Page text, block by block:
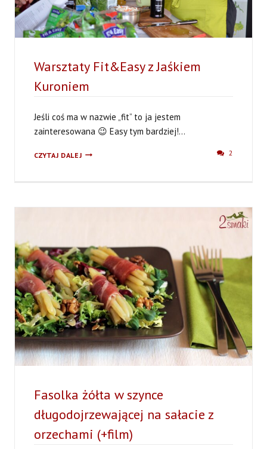
2
Warsztaty Fit&Easy z Jaśkiem
Kuroniem
Jeśli coś ma w nazwie „fit” to ja jestem
zainteresowana 😉 Easy tym bardziej!...
CZYTAJ DALEJWARSZTATY
Fasolka żółta w szynce
długodojrzewającej na sałacie z
orzechami (+film)